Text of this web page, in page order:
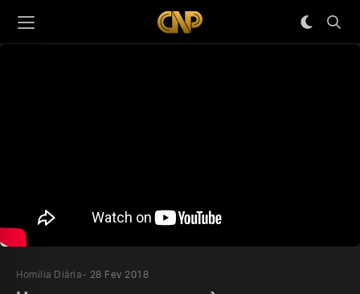
Homilia Diária 28 Fev 2018